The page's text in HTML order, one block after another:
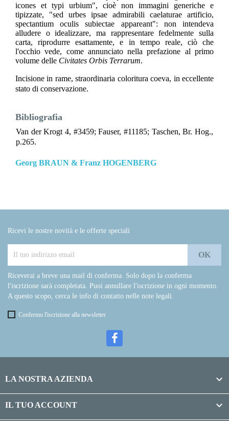
icones et typi urbium", cioè non immagini generiche e
tipizzate, "sed urbes ipsae admirabili caelaturae artificio,
spectantium oculis subiectae appareant": non intendeva
alludere o idealizzare, ma rappresentare fedelmente sulla
carta, riprodurre esattamente, e in tempo reale, ciò che
l'occhio vede, come annunciato nella prefazione al primo
volume delle Civitates Orbis Terrarum.
Incisione in rame, straordinaria coloritura coeva, in eccellente
stato di conservazione.
Bibliografia
Van der Krogt 4, #3459; Fauser, #11185; Taschen, Br. Hog.,
p.265.
Georg BRAUN & Franz HOGENBERG
Ricevi le nostre novità e le offerte speciali
Riceverai a breve una mail di conferma. Solo dopo la conferma
l'iscrizione sarà completata. Puoi annullare l'iscrizione in ogni momento.
A questo scopo, cerca le info di contatto nelle note legali.
Confermo l'iscrizione alla newsletter
LA NOSTRA AZIENDA 
IL TUO ACCOUNT 